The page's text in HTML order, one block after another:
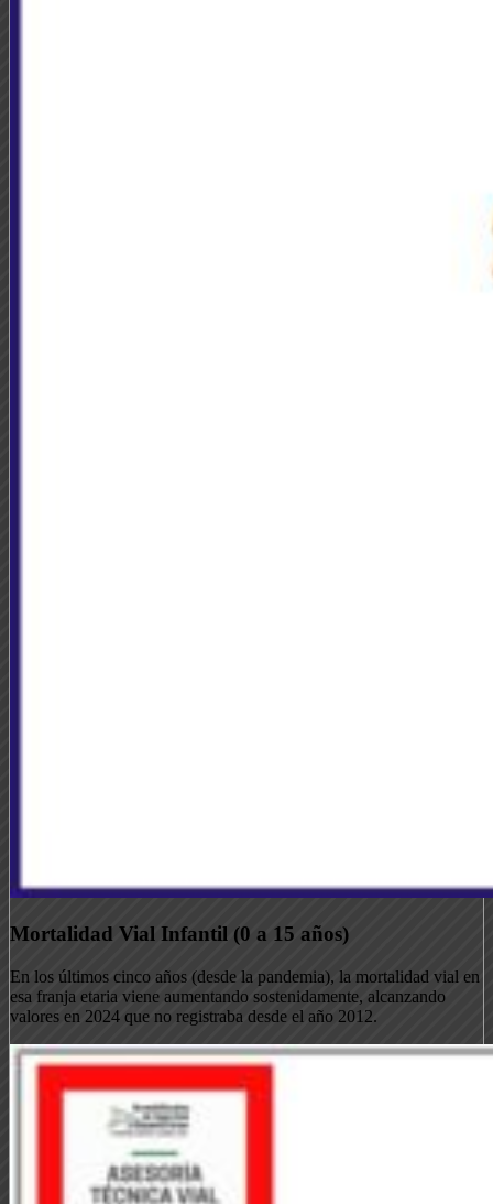
Mortalidad Vial Infantil (0 a 15 años)
En los últimos cinco años (desde la pandemia), la mortalidad vial en
esa franja etaria viene aumentando sostenidamente, alcanzando
valores en 2024 que no registraba desde el año 2012.